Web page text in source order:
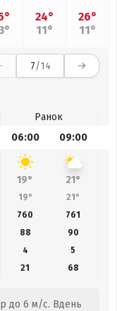
24°
11°
26°
11°
7/14
Ранок
06:00 09:00
19° 21°
19° 21°
760 761
88 90
4
5
21 68
до 6 м/с. Вдень